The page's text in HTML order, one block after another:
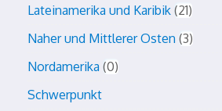
Lateinamerika und Karibik 21
Naher und Mittlerer Osten 3
Nordamerika 0
Schwerpunkt